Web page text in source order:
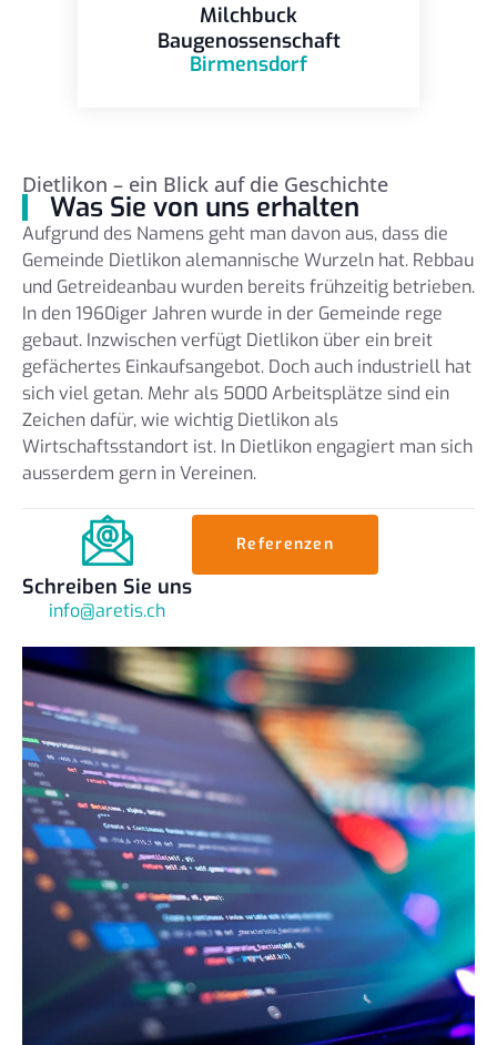
Milchbuck
Baugenossenschaft
Birmensdorf
Dietlikon – ein Blick auf die Geschichte
Was Sie von uns erhalten
Aufgrund des Namens geht man davon aus, dass die
Gemeinde Dietlikon alemannische Wurzeln hat. Rebbau
und Getreideanbau wurden bereits frühzeitig betrieben.
In den 1960iger Jahren wurde in der Gemeinde rege
gebaut. Inzwischen verfügt Dietlikon über ein breit
gefächertes Einkaufsangebot. Doch auch industriell hat
sich viel getan. Mehr als 5000 Arbeitsplätze sind ein
Zeichen dafür, wie wichtig Dietlikon als
Wirtschaftsstandort ist. In Dietlikon engagiert man sich
ausserdem gern in Vereinen.
Schreiben Sie uns
info@aretis.ch
Referenzen